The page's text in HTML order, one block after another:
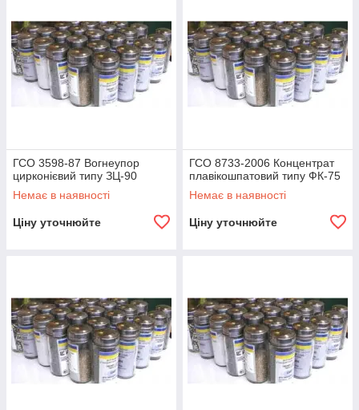
ГСО 3598-87 Вогнеупор
цирконієвий типу ЗЦ-90
Немає в наявності
Ціну уточнюйте
ГСО 8733-2006 Концентрат
плавікошпатовий типу ФК-75
Немає в наявності
Ціну уточнюйте